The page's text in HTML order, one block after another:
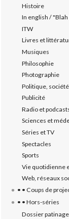
Histoire
In english /
ITW
Livres et
Musiques
Philosophie
Photographie
Politique,
Publicité
Radio et
Sciences et
Séries et TV
Spectacles
Sports
Vie quotidienne
Web, réseaux
• • Coups de
• • Hors-séries
Dossier